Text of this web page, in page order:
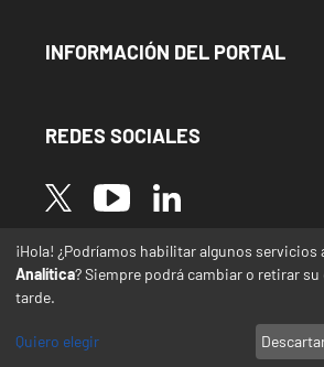
Menu Footer Información del Portal
INFORMACIÓN DEL PORTAL
REDES SOCIALES
Image Image Image
* Las traducciones de este sitio
español a otras lenguas se
automática y pueden
¡Hola! ¿Podríamos habilitar algunos servicios
Analítica? Siempre podrá cambiar o retirar
tarde.
Quiero elegir